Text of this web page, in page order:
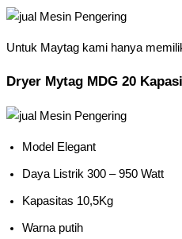
Untuk Maytag kami hanya
Dryer Mytag MDG 20
Model Elegant
Daya Listrik 300 – 950 Watt
Kapasitas 10,5Kg
Warna putih